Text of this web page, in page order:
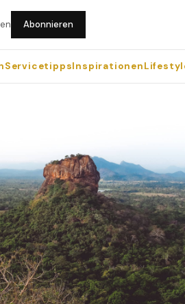
Abonnieren
ServicetippsInspirationen